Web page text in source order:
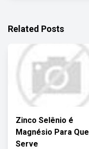
Related Posts
Zinco Selênio é
Magnésio Para Que
Serve